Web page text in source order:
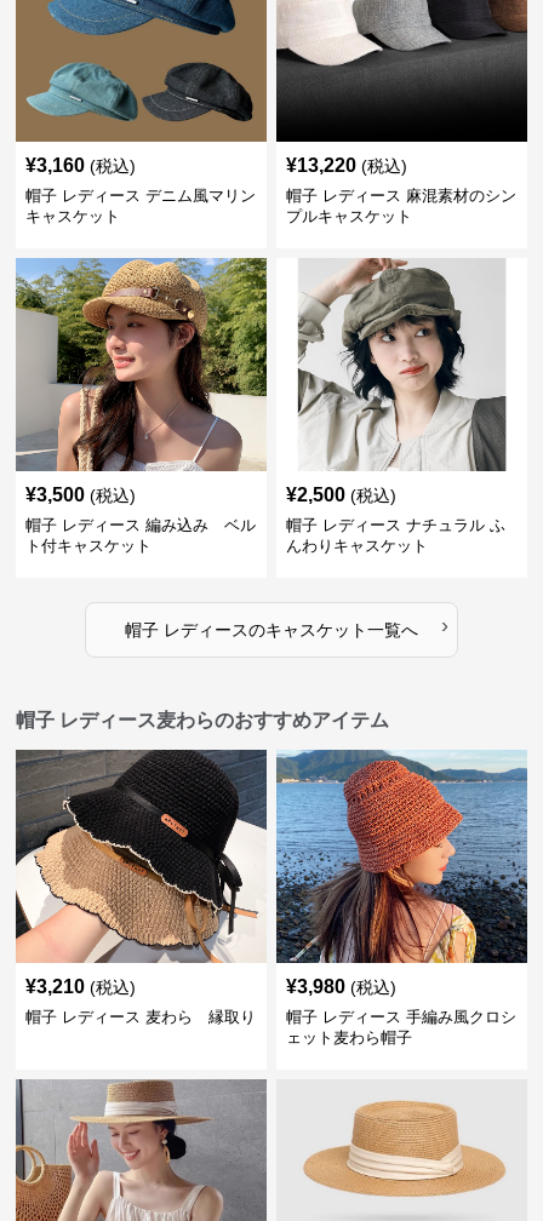
¥3,160 (税込)
帽子 レディース デニム風マリン
キャスケット
¥13,220 (税込)
帽子 レディース 麻混素材のシン
プルキャスケット
¥3,500 (税込)
帽子 レディース 編み込み ベル
ト付キャスケット
¥2,500 (税込)
帽子 レディース ナチュラル ふ
んわりキャスケット
帽子 レディースのキャスケット一覧へ ›
帽子 レディース麦わらのおすすめアイテム
¥3,210 (税込)
帽子 レディース 麦わら 縁取り
¥3,980 (税込)
帽子 レディース 手編み風クロシ
ェット麦わら帽子